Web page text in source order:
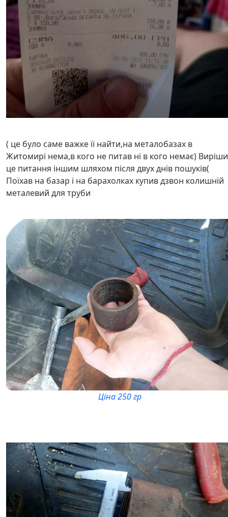
( це було саме важке її найти,на металобазах в
Житомирі нема,в кого не питав ні в кого немає)
це питання іншим шляхом після двух днів пошуків(
Поїхав на базар і на барахолках купив дзвон колишній
металевий для труби
Ціна 250 гр